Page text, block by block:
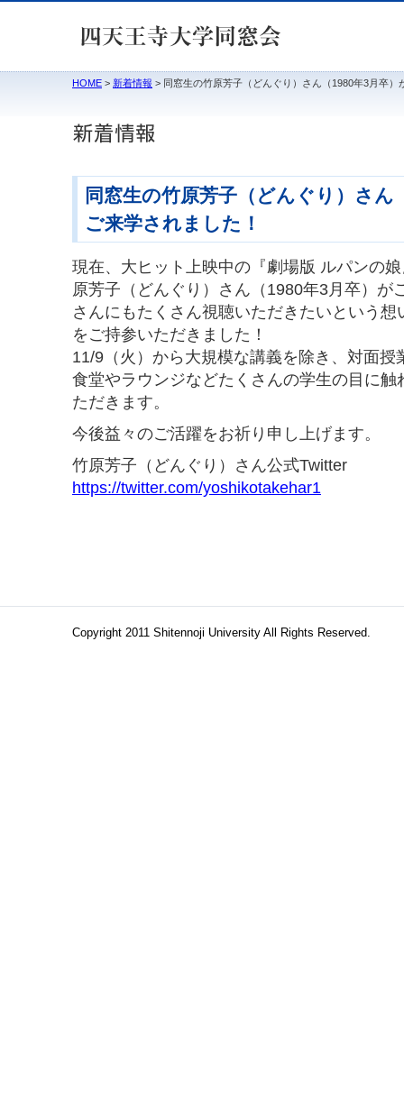
HOME > 新着情報 > 同窓生の竹原芳子（どんぐり）さん（1980年3月卒）
同窓生の竹原芳子（どんぐり）さん
ご来学されました！
現在、大ヒット上映中の『劇場版 ルパンの
原芳子（どんぐり）さん（1980年3月卒）が
さんにもたくさん視聴いただきたいという
をご持参いただきました！
11/9（火）から大規模な講義を除き、対面授
食堂やラウンジなどたくさんの学生の目に触
ただきます。
今後益々のご活躍をお祈り申し上げます。
竹原芳子（どんぐり）さん公式Twitter
https://twitter.com/yoshikotakehar1
Copyright 2011 Shitennoji University All Rights Reserved.